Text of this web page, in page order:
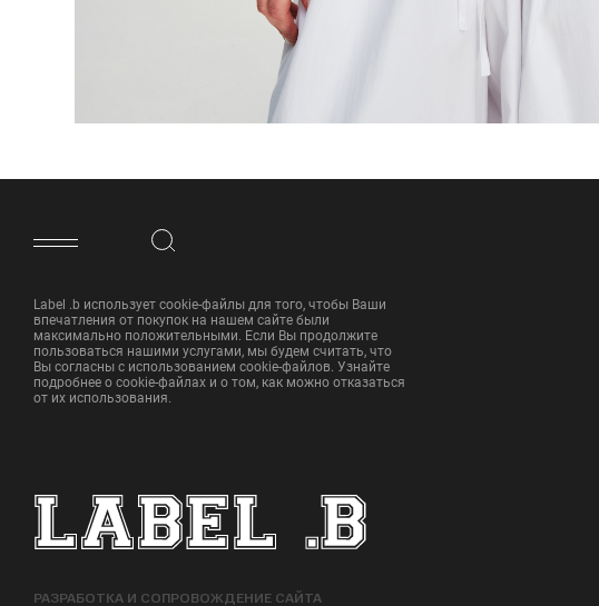
ФУТЕР САЙТА
Label .b использует cookie-файлы для того, чтобы Ваши
впечатления от покупок на нашем сайте были
максимально положительными. Если Вы продолжите
пользоваться нашими услугами, мы будем считать, что
Вы согласны с использованием cookie-файлов. Узнайте
подробнее о cookie-файлах и о том, как можно отказаться
от их использования.
РАЗРАБОТКА И СОПРОВОЖДЕНИЕ САЙТА